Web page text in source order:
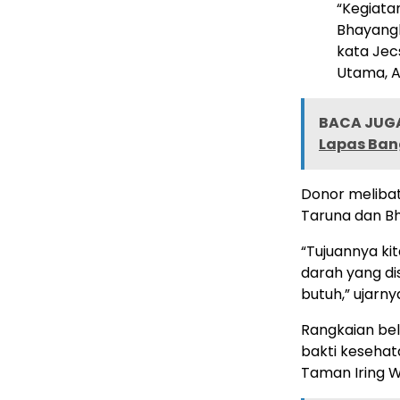
kata
Utama,
BACA
Lapas
Donor
Taruna dan
“Tujuannya
darah yang
butuh,”
Rangkaian
bakti
Taman Iring